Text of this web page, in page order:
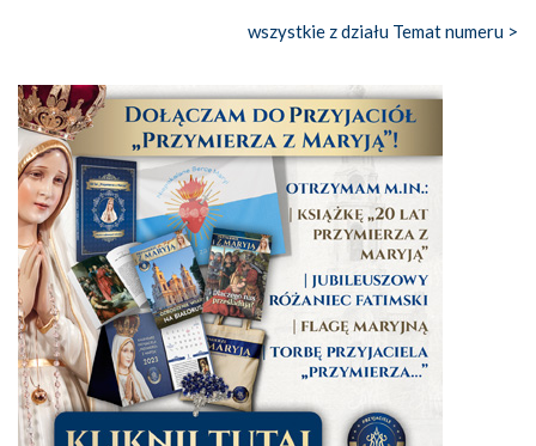
wszystkie z działu Temat numeru >